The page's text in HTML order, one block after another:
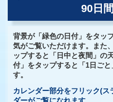
90日
背景が「緑色の日付」をタッ
気がご覧いただけます。また
ップすると「日中と夜間」の
付」をタップすると「1日ご
す。
カレンダー部分をフリック(